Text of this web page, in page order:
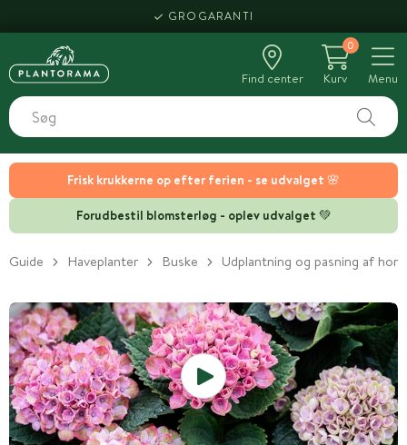
Frisk krukkerne op efter ferien - se udvalget 🌸
Forudbestil blomsterløg - oplev udvalget 💚
HENT SAMME DAG
Find center
0
Kurv
Menu
Guide Haveplanter Buske Udplantning og pasning af